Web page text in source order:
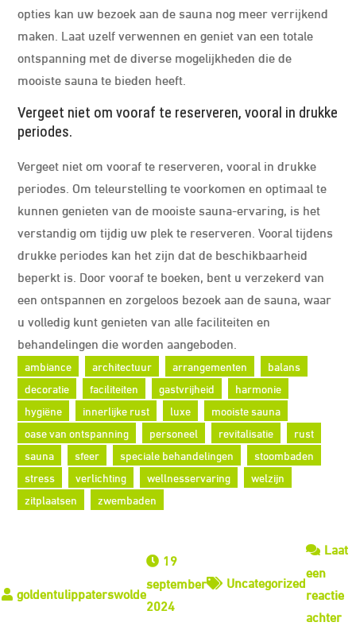
opties kan uw bezoek aan de sauna nog meer verrijkend
maken. Laat uzelf verwennen en geniet van een totale
ontspanning met de diverse mogelijkheden die de
mooiste sauna te bieden heeft.
Vergeet niet om vooraf te reserveren, vooral in drukke
periodes.
Vergeet niet om vooraf te reserveren, vooral in drukke
periodes. Om teleurstelling te voorkomen en optimaal te
kunnen genieten van de mooiste sauna-ervaring, is het
verstandig om tijdig uw plek te reserveren. Vooral tijdens
drukke periodes kan het zijn dat de beschikbaarheid
beperkt is. Door vooraf te boeken, bent u verzekerd van
een ontspannen en zorgeloos bezoek aan de sauna, waar
u volledig kunt genieten van alle faciliteiten en
behandelingen die worden aangeboden.
ambiance architectuur arrangementen
balans
decoratie
faciliteiten gastvrijheid
harmonie
hygiëne
innerlijke rust luxe
mooiste sauna
oase van ontspanning
personeel revitalisatie
rust
sauna
sfeer speciale behandelingen
stoombaden
stress
verlichting wellnesservaring
welzijn
zitplaatsen
zwembaden
19
september
2024
Uncategorized
Laat
een
reactie
achterop